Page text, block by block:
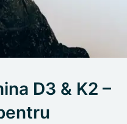
D3 & K2 –